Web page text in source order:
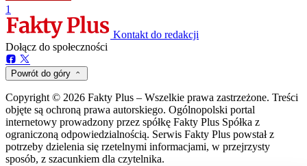
1
Kontakt do redakcji
Dołącz do społeczności
Powrót do góry
Copyright © 2026 Fakty Plus – Wszelkie prawa zastrzeżone. Treści
objęte są ochroną prawa autorskiego. Ogólnopolski portal
internetowy prowadzony przez spółkę Fakty Plus Spółka z
ograniczoną odpowiedzialnością. Serwis Fakty Plus powstał z
potrzeby dzielenia się rzetelnymi informacjami, w przejrzysty
sposób, z szacunkiem dla czytelnika.